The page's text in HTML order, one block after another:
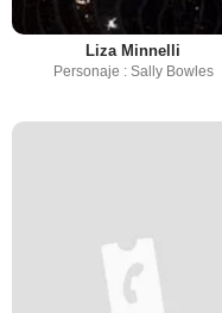
Liza Minnelli
Personaje : Sally Bowles